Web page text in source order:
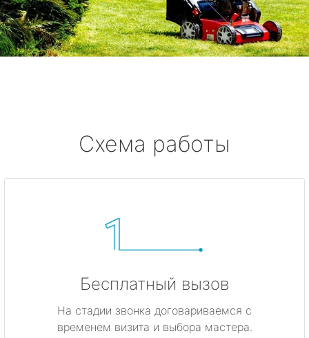
Тярлево
Смолячково
Высоцк
Схема работы
Бесплатный вызов
На стадии звонка договариваемся с
временем визита и выбора мастера.